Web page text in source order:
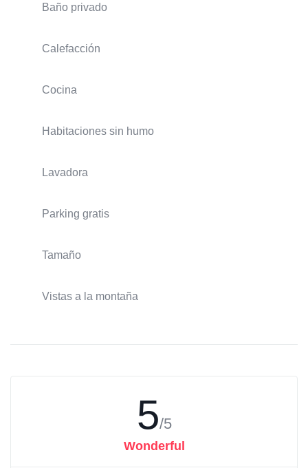
Baño privado
Calefacción
Cocina
Habitaciones sin humo
Lavadora
Parking gratis
Tamaño
Vistas a la montaña
5/5
Wonderful